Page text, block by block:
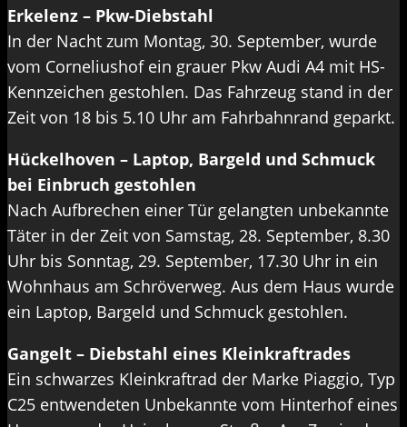
Erkelenz – Pkw-Diebstahl
In der Nacht zum Montag, 30. September, wurde
vom Corneliushof ein grauer Pkw Audi A4 mit HS-
Kennzeichen gestohlen. Das Fahrzeug stand in der
Zeit von 18 bis 5.10 Uhr am Fahrbahnrand geparkt.
Hückelhoven – Laptop, Bargeld und Schmuck
bei Einbruch gestohlen
Nach Aufbrechen einer Tür gelangten unbekannte
Täter in der Zeit von Samstag, 28. September, 8.30
Uhr bis Sonntag, 29. September, 17.30 Uhr in ein
Wohnhaus am Schröverweg. Aus dem Haus wurde
ein Laptop, Bargeld und Schmuck gestohlen.
Gangelt – Diebstahl eines Kleinkraftrades
Ein schwarzes Kleinkraftrad der Marke Piaggio, Typ
C25 entwendeten Unbekannte vom Hinterhof eines